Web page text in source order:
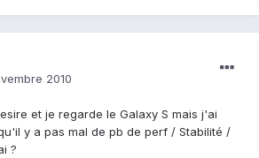
2010
et je regarde le Galaxy S mais j'ai
y a pas mal de pb de perf / Stabilité /
?